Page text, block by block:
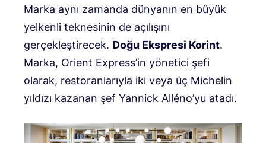
Marka aynı zamanda dünyanın en büyük
yelkenli teknesinin de açılışını
gerçekleştirecek. Doğu Ekspresi Korint.
Marka, Orient Express’in yönetici şefi
olarak, restoranlarıyla iki veya üç Michelin
yıldızı kazanan şef Yannick Alléno’yu atadı.